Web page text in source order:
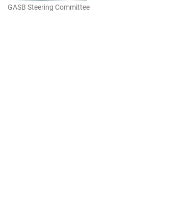
GASB Steering Committee